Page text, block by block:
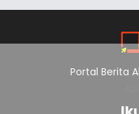
Portal Berita